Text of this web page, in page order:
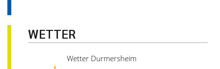
WETTER
Wetter Durmersheim